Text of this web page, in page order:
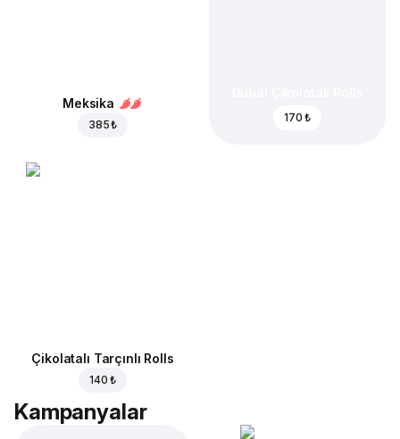
Meksika
385 ₺
170 ₺
Çikolatalı Tarçınlı Rolls
140 ₺
Kampanyalar